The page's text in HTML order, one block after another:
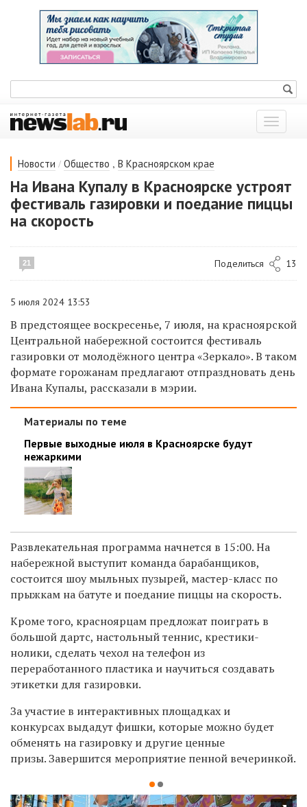
Показать
меню
Новости / Общество , В Красноярском крае
На Ивана Купалу в Красноярске устроят
фестиваль газировки и поедание пиццы
на скорость
21 Поделиться 13
5 июля 2024 13:53
В предстоящее воскресенье, 7 июля, на красноярской
Центральной набережной состоится фестиваль
газировки от молодёжного центра «Зеркало». В таком
формате горожанам предлагают отпраздновать день
Ивана Купалы, рассказали в мэрии.
Материалы по теме
Первые выходные июля в Красноярске будут
нежаркими
Развлекательная программа начнется в 15:00. На
набережной выступит команда барабанщиков,
состоится шоу мыльных пузырей, мастер-класс по
прыжкам на батуте и поедание пиццы на скорость.
Кроме того, красноярцам предложат поиграть в
большой дартс, настольный теннис, крестики-
нолики, сделать чехол на телефон из
переработанного пластика и научиться создавать
этикетки для газировки.
За участие в интерактивных площадках и
конкурсах выдадут фишки, которые можно будет
обменять на газировку и другие ценные
призы.Завершится мероприятие пенной вечеринкой.